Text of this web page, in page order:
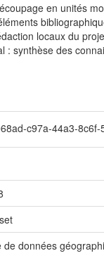
en unités
locaux du
: synthèse des
c97a-44a3-
de données